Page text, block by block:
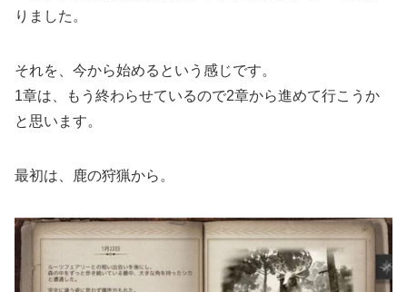
りました。
それを、今から始めるという感じです。
1章は、もう終わらせているので2章から進めて行こうか
と思います。
最初は、鹿の狩猟から。